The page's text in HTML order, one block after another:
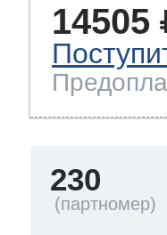
14505
230